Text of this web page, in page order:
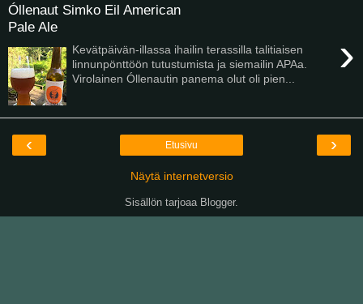
Óllenaut Simko Eil American
Pale Ale
›
Kevätpäivän-illassa ihailin terassilla talitiaisen
linnunpönttöön tutustumista ja siemailin APAa.
Virolainen Óllenautin panema olut oli pien...
‹ ›
Etusivu
Näytä internetversio
Sisällön tarjoaa Blogger.